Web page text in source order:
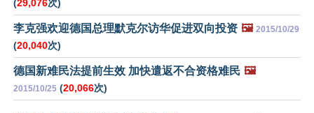
(29,076次)
李克强欢迎德国总理默克尔访华促进双向投资 🖼️ 2015/10/29
(20,040次)
德国新难民法提前生效 加快遣返不合资格难民 🖼️
2015/10/25 (20,066次)